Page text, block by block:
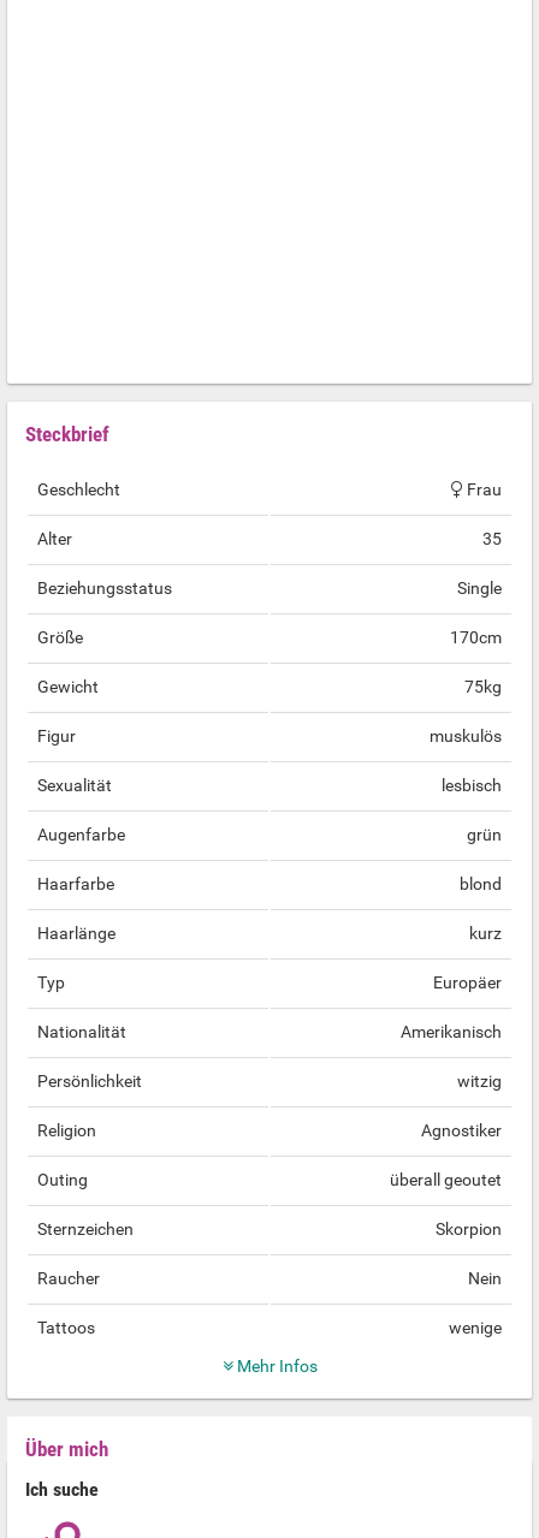
Steckbrief
Geschlecht Frau
Alter 35
Beziehungsstatus Single
Größe 170cm
Gewicht 75kg
Figur muskulös
Sexualität lesbisch
Augenfarbe grün
Haarfarbe blond
Haarlänge kurz
Typ Europäer
Nationalität Amerikanisch
Persönlichkeit witzig
Religion Agnostiker
Outing überall geoutet
Sternzeichen Skorpion
Raucher Nein
Tattoos
wenige
Mehr Infos
Über mich
Ich suche